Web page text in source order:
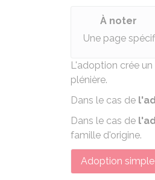
À noter
Une page
L'adoption crée un
plénière.
Dans le cas de
Dans le cas de
famille d'origine.
Adoption simple